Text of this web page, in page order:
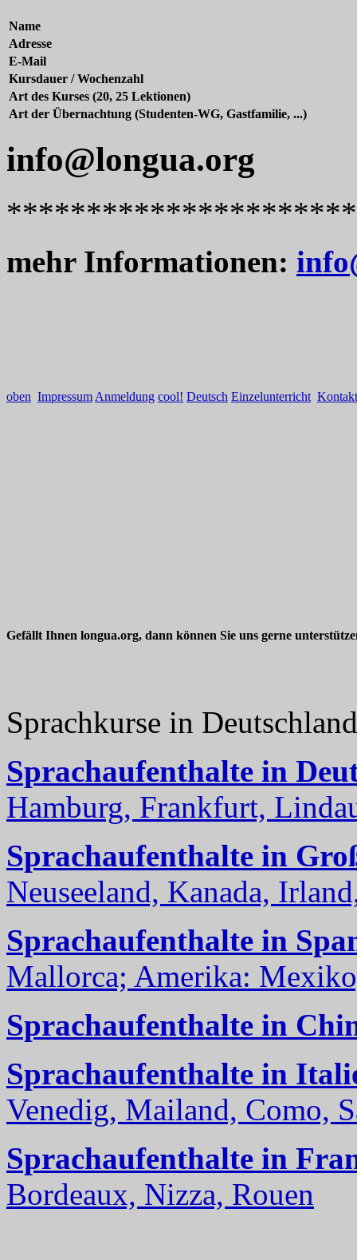
Name
Adresse
E-Mail
Kursdauer / Wochenzahl
Art des Kurses (20, 25 Lektionen)
Art der Übernachtung (Studenten-WG, Gastfamilie, ...)
info@longua.org
mehr Informationen:
oben Impressum Anmeldung cool! Deutsch Einzelunterricht Kontakt
Gefällt Ihnen longua.org, dann können Sie uns gerne
Sprachkurse in
Sprachaufenthalte in
Hamburg, Frankfurt,
Sprachaufenthalte in
Neuseeland, Kanada,
Sprachaufenthalte in
Mallorca; Amerika:
Sprachaufenthalte in
Sprachaufenthalte in
Venedig, Mailand, Como,
Sprachaufenthalte in
Bordeaux, Nizza, Rouen